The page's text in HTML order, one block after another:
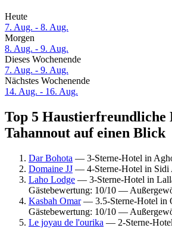
Heute
7. Aug. - 8. Aug.
Morgen
8. Aug. - 9. Aug.
Dieses Wochenende
7. Aug. - 9. Aug.
Nächstes Wochenende
14. Aug. - 16. Aug.
Top 5 Haustierfreundliche
Tahannout auf einen Blick
Dar Bohota — 3-Sterne-Hotel in
Domaine JJ — 4-Sterne-Hotel in Sidi
Laho Lodge — 3-Sterne-Hotel in
Gästebewertung: 10/10 —
Kasbah Omar— 3.5-Sterne-Hotel in
Gästebewertung: 10/10 —
Le joyau de l'ourika — 2-Sterne-